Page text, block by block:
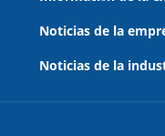
Noticias de la
Noticias de la